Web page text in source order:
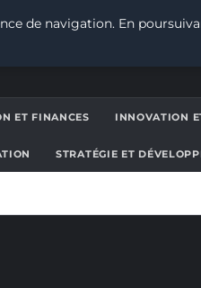
ET FINANCES INNOVATION
STRATÉGIE ET
de navigation. En